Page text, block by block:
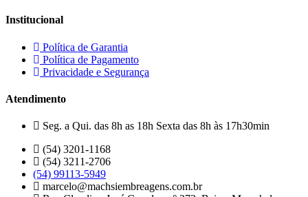
Institucional
Política de Garantia
Política de Pagamento
Privacidade e Segurança
Atendimento
Seg. a Qui. das 8h as 18h Sexta das 8h às 17h30min
(54) 3201-1168
(54) 3211-2706
(54) 99113-5949
marcelo@machsiembreagens.com.br